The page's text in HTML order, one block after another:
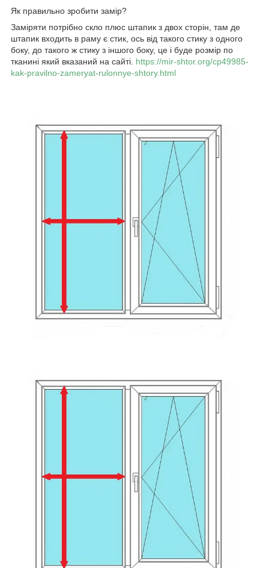
Як правильно зробити замір?
Заміряти потрібно скло плюс штапик з двох сторін, там де
штапик входить в раму є стик, ось від такого стику з одного
боку, до такого ж стику з іншого боку, це і буде розмір по
тканині який вказаний на сайті. https://mir-shtor.org/cp49985-
kak-pravilno-zameryat-rulonnye-shtory.html